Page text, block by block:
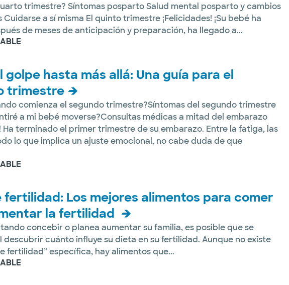
trimestre? Síntomas posparto Salud mental posparto y cambios
a sí misma El quinto trimestre ¡Felicidades! ¡Su bebé ha
de meses de anticipación y preparación, ha llegado a...
golpe hasta más allá: Una guía para el
trimestre
comienza el segundo trimestre?Síntomas del segundo trimestre
a mi bebé moverse?Consultas médicas a mitad del embarazo
Ha terminado el primer trimestre de su embarazo. Entre la fatiga, las
lo que implica un ajuste emocional, no cabe duda de que
fertilidad: Los mejores alimentos para comer
la fertilidad
concebir o planea aumentar su familia, es posible que se
descubrir cuánto influye su dieta en su fertilidad. Aunque no existe
fertilidad” específica, hay alimentos que...